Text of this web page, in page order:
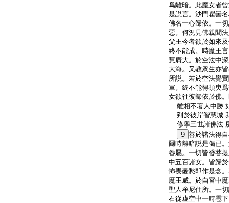
爲離暗。此魔女者
是説言。沙門瞿曇
佛名一心歸依。一
惡。何況見佛親聞
父王今者欲於如來
終不能成。時魔王
慧廣大。於空法中
大海。又教衆生亦
所説。若於空法覺
軍。終不能得須臾
女欲往彼歸依於佛
離相不著人中勝
到於彼岸智慧城
修學三世諸佛法
9 善於諸法得
爾時離暗説是偈已
眷屬。一切皆發菩
中五百諸女。皆歸
怖畏憂愁即作是念
魔王威。於自宮中
聖人牟尼住所。一
石從虚空中一時雹